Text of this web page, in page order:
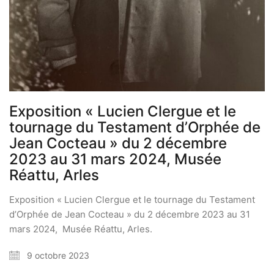
Exposition « Lucien Clergue et le
tournage du Testament d’Orphée de
Jean Cocteau » du 2 décembre
2023 au 31 mars 2024, Musée
Réattu, Arles
Exposition « Lucien Clergue et le tournage du Testament
d’Orphée de Jean Cocteau » du 2 décembre 2023 au 31
mars 2024, Musée Réattu, Arles.
9 octobre 2023